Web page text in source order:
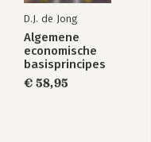
D.J. de Jong
Algemene
economische
basisprincipes
€ 58,95